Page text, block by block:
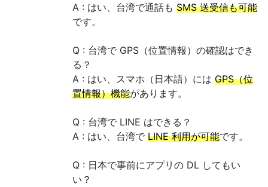
A : はい、台湾で通話も SMS 送受信も可能
です。
Q : 台湾で GPS（位置情報）の確認はでき
る？
A : はい、スマホ（日本語）には GPS（位
置情報）機能があります。
Q : 台湾で LINE はできる？
A : はい、台湾で LINE 利用が可能です。
Q : 日本で事前にアプリの DL してもい
い？